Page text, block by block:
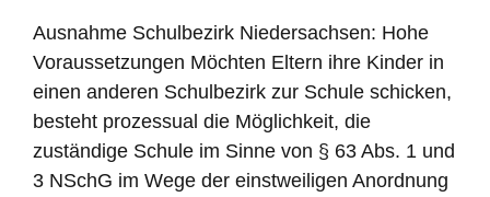
Ausnahme Schulbezirk Niedersachsen: Hohe
Voraussetzungen Möchten Eltern ihre Kinder in
einen anderen Schulbezirk zur Schule schicken,
besteht prozessual die Möglichkeit, die
zuständige Schule im Sinne von § 63 Abs. 1 und
3 NSchG im Wege der einstweiligen Anordnung